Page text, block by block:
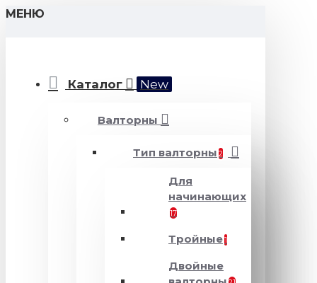
МЕНЮ
Каталог New
Валторны
Тип валторны 2
Для
начинающих
17
Тройные1
Двойные